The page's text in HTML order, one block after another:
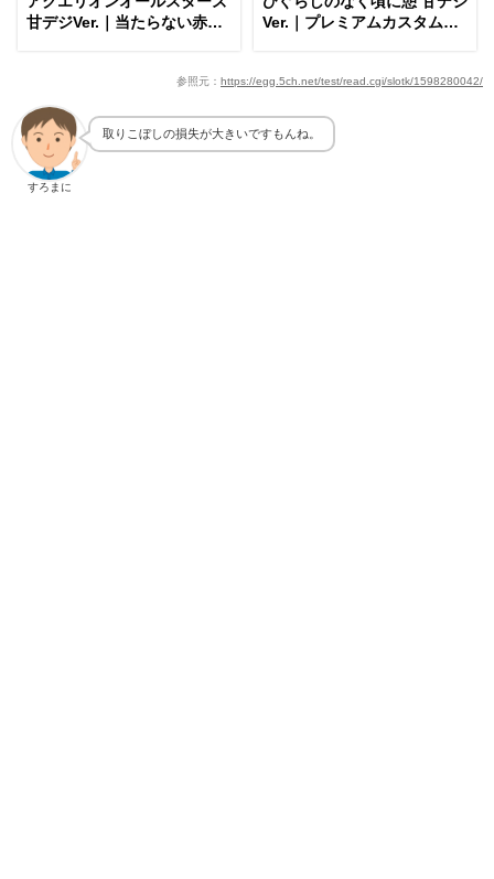
甘デジVer.｜当たらない赤保
Ver.｜プレミアムカスタムの
参照元： https://egg.5ch.net/test/read.cgi/slotk/1598280042/
すろまに
取りこぼしの損失が大きいですもんね。